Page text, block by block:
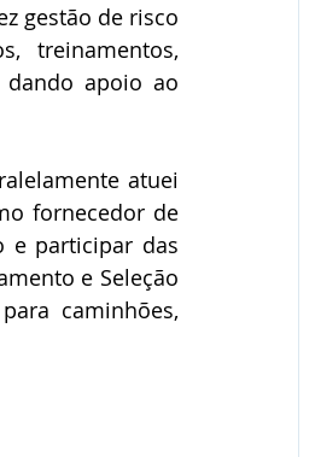
gestão de risco
treinamentos,
apoio ao
atuei
fornecedor de
e participar das
e Seleção
caminhões,